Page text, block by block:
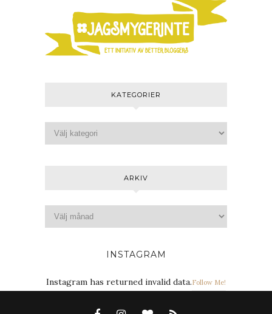
KATEGORIER
ARKIV
INSTAGRAM
Instagram has returned invalid data.Follow Me!